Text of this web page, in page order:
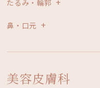
たるみ・輪郭
鼻・口元
美容皮膚科